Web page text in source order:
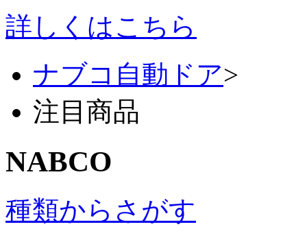
詳しくはこちら
ナブコ自動ドア>
注目商品
NABCO
種類からさがす